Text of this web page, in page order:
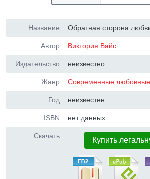
Название: Обратная сторона
Автор: Виктория Вайс
Издательство: неизвестно
Жанр: Современные
Год: неизвестен
ISBN: нет данных
Скачать: Купить